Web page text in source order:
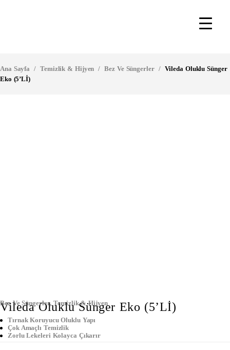
Ana Sayfa / Temizlik & Hijyen / Bez Ve Süngerler / Vileda Oluklu Sünger
Eko (5’Lİ)
Bez Ve Süngerler,Temizlik & Hijyen
Vileda Oluklu Sünger Eko (5’Lİ)
Tırnak Koruyucu Oluklu Yapı
Çok Amaçlı Temizlik
Zorlu Lekeleri Kolayca Çıkarır